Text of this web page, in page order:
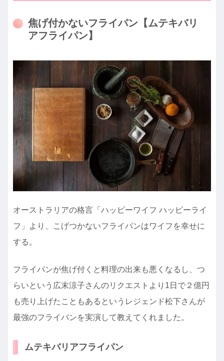
焦げ付かないフライパン【ムテキバリ
アフライパン】
オーストラリアの格言「ハッピーワイフ ハッピーライ
フ」より、こげつかないフライパンはワイフを幸せに
する。
フライパンが焦げ付くと料理の出来も悪くなるし、つ
らいという広末涼子さんのリクエストより1日で２億円
も売り上げたこともあるというレジェンド松下さんが
最強のフライパンを実演して教えてくれました。
ムテキバリアフライパン